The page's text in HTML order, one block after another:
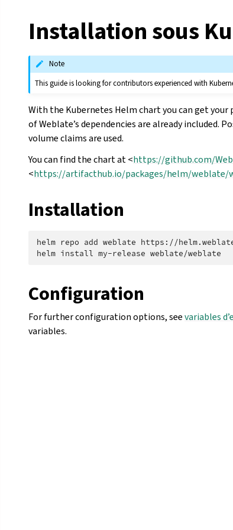
Installation sous
Note
This guide is looking for contributors experienced with
With the Kubernetes Helm chart you can get your
of Weblate’s dependencies are already included.
volume claims are used.
You can find the chart at <https://github.com/
<https://artifacthub.io/packages/helm/weblate/
Installation
helm repo add weblate https://
helm install my-release
Configuration
For further configuration options, seevariables
variables.